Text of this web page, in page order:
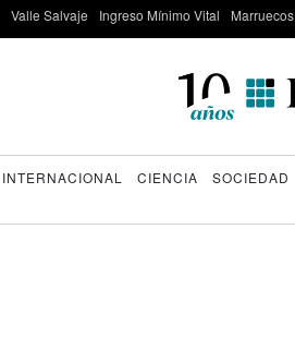
Valle Salvaje Ingreso Mínimo Vital Marruecos
INTERNACIONAL CIENCIA SOCIEDAD